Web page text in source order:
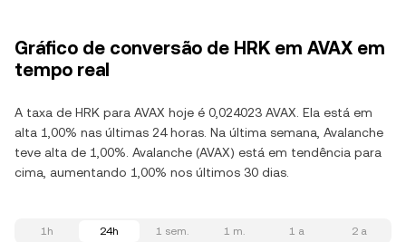
Gráfico de conversão de HRK em AVAX em
tempo real
A taxa de HRK para AVAX hoje é 0,024023 AVAX. Ela está em
alta 1,00% nas últimas 24 horas. Na última semana, Avalanche
teve alta de 1,00%. Avalanche (AVAX) está em tendência para
cima, aumentando 1,00% nos últimos 30 dias.
1h 24h 1 sem. 1 m. 1 a 2 a